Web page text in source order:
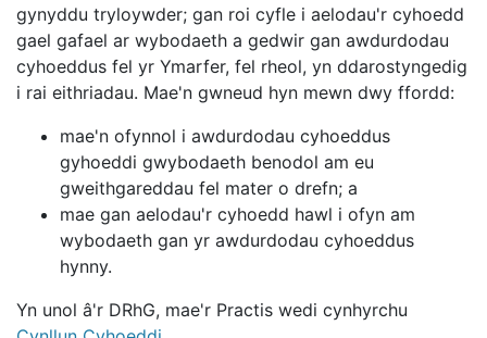
gynyddu tryloywder; gan roi cyfle i aelodau'r cyhoedd
gael gafael ar wybodaeth a gedwir gan awdurdodau
cyhoeddus fel yr Ymarfer, fel rheol, yn ddarostyngedig
i rai eithriadau. Mae'n gwneud hyn mewn dwy ffordd:
mae'n ofynnol i awdurdodau cyhoeddus
gyhoeddi gwybodaeth benodol am eu
gweithgareddau fel mater o drefn; a
mae gan aelodau'r cyhoedd hawl i ofyn am
wybodaeth gan yr awdurdodau cyhoeddus
hynny.
Yn unol â'r DRhG, mae'r Practis wedi cynhyrchu